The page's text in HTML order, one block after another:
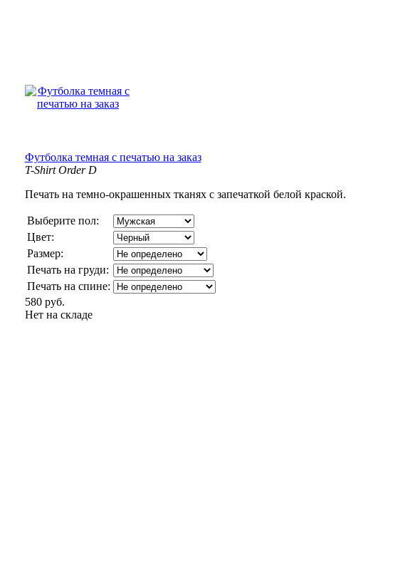
Футболка темная с печатью на заказ
T-Shirt Order D
Печать на темно-окрашенных тканях с запечаткой белой краской.
Выберите пол:
Цвет:
Размер:
Печать на груди:
Печать на спине:
580 руб.
Нет на складе